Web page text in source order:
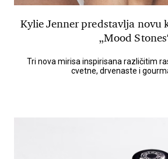
Kylie Jenner predstavlja novu
„Mood
Tri nova mirisa inspirisana različitim
cvetne, drvenaste i